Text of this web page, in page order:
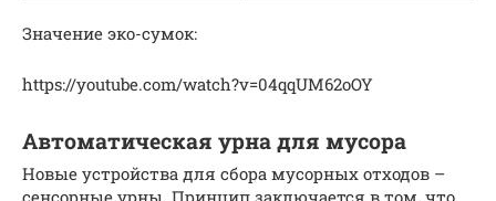
Значение эко-сумок:
https://youtube.com/watch?v=04qqUM62oOY
Автоматическая урна для мусора
Новые устройства для сбора мусорных отходов –